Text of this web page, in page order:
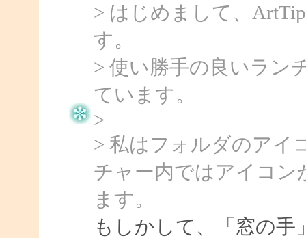
> はじめまして、
す。
> 使い勝手の良いラン
ています。
>
> 私はフォルダのアイ
チャー内ではアイコ
ます。
もしかして、「窓の